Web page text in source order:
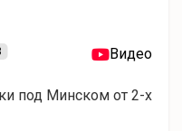
Видео
под Минском от 2-х